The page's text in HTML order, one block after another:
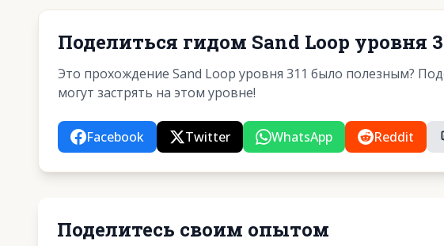
Поделиться гидом Sand Loop уровня
Это прохождение Sand Loop уровня 311 было полезным?
могут застрять на этом уровне!
Facebook Twitter WhatsApp Reddit
Поделитесь своим опытом